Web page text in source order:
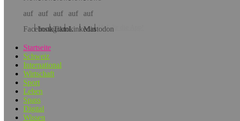
Hol dir die App!
Startseite
Schweiz
International
Wirtschaft
Sport
Leben
Spass
Digital
Wissen